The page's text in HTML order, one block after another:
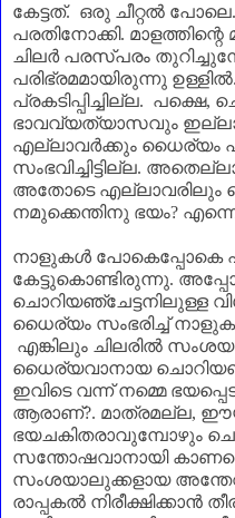
കേട്ടത്. ഒരു ചീറ്റൽ
പരതിനോക്കി.
ചിലർ പരസ്പരം
പരിഭ്രമമായിരുന്നു
പ്രകടിപ്പിച്ചില്ല. പക്ഷെ,
ഭാവവ്യത്യാസവും
എല്ലാവർക്കും ധൈര്യം
സംഭവിച്ചിട്ടില്ല.
അതോടെ എല്ലാവരിലും
നമുക്കെന്തിനു ഭയം?
നാളുകൾ പോകെപ്പോകെ
കേട്ടുകൊണ്ടിരുന്നു.
ചൊറിയഞ്ചേട്ടനിലുള്ള
ധൈര്യം സംഭരിച്ച്
എങ്കിലും ചിലരിൽ
ധൈര്യവാനായ
ഇവിടെ വന്ന് നമ്മെ
ആരാണ്‌?. മാത്രമല്ല,
ഭയചകിതരാവുമ്പോഴും
സന്തോഷവാനായി
സംശയാലുക്കളായ
രാപ്പകൽ നിരീക്ഷിക്കാൻ